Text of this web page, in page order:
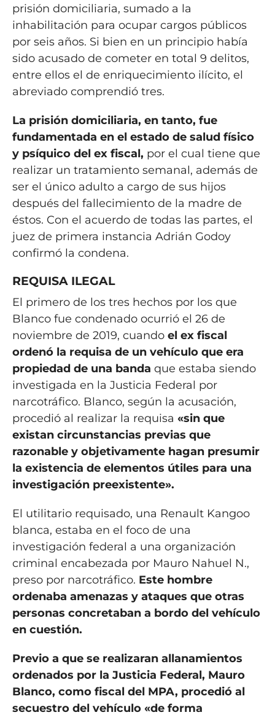
prisión domiciliaria, sumado a la
inhabilitación para ocupar cargos públicos
por seis años. Si bien en un principio había
sido acusado de cometer en total 9 delitos,
entre ellos el de enriquecimiento ilícito, el
abreviado comprendió tres.
La prisión domiciliaria, en tanto, fue
fundamentada en el estado de salud físico
y psíquico del ex fiscal, por el cual tiene que
realizar un tratamiento semanal, además de
ser el único adulto a cargo de sus hijos
después del fallecimiento de la madre de
éstos. Con el acuerdo de todas las partes, el
juez de primera instancia Adrián Godoy
confirmó la condena.
REQUISA ILEGAL
El primero de los tres hechos por los que
Blanco fue condenado ocurrió el 26 de
noviembre de 2019, cuandoel ex fiscal
ordenó la requisa de un vehículo que era
propiedad de una banda que estaba siendo
investigada en la Justicia Federal por
narcotráfico. Blanco, según la acusación,
procedió al realizar la requisa «sin que
existan circunstancias previas que
razonable y objetivamente hagan presumir
la existencia de elementos útiles para una
investigación preexistente».
El utilitario requisado, una Renault Kangoo
blanca, estaba en el foco de una
investigación federal a una organización
criminal encabezada por Mauro Nahuel N.,
preso por narcotráfico. Este hombre
ordenaba amenazas y ataques que otras
personas concretaban a bordo del vehículo
en cuestión.
Previo a que se realizaran allanamientos
ordenados por la Justicia Federal, Mauro
Blanco, como fiscal del MPA, procedió al
secuestro del vehículo «de forma